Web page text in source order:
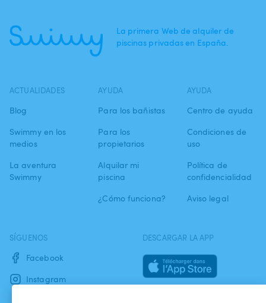
La primera Web de alquiler de
piscinas privadas en España.
ACTUALIDADES
Blog
Swimmy en los
medios
La aventura
Swimmy
AYUDA
Para los bañistas
Para los
propietarios
Alquilar mi
piscina
¿Cómo funciona?
AYUDA
Centro de ayuda
Condiciones de
uso
Política de
confidencialidad
Aviso legal
SÍGUENOS
Facebook
Instagram
DESCARGAR LA APP